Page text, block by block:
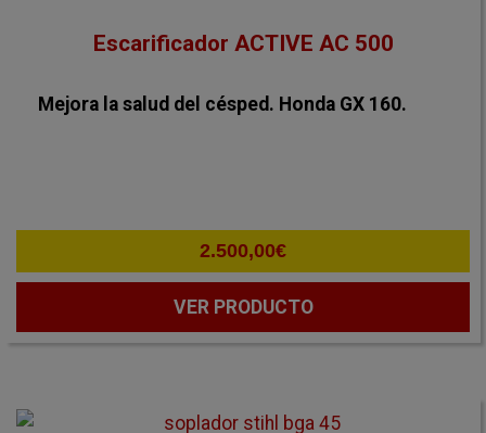
Escarificador ACTIVE AC 500
Mejora la salud del césped. Honda GX 160.
2.500,00€
VER PRODUCTO